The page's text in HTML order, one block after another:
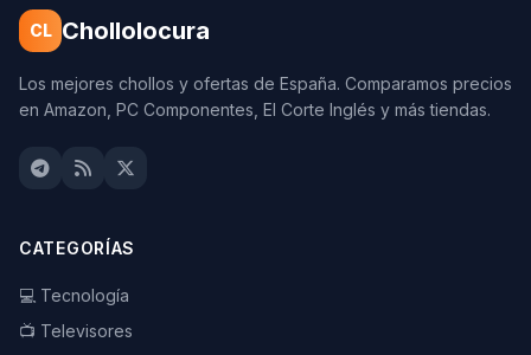
CL Chollolocura
Los mejores chollos y ofertas de España. Comparamos precios
en Amazon, PC Componentes, El Corte Inglés y más tiendas.
CATEGORÍAS
💻 Tecnología
📺 Televisores